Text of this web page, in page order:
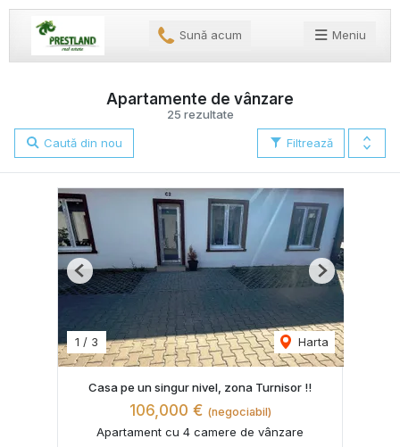
Sună acum Meniu
25 rezultate
Apartamente de vânzare
Filtrează
Caută din nou
1 / 3 Harta
Previous Next
Casa pe un singur nivel, zona Turnisor !!
106,000 € (negociabil)
Apartament cu 4 camere de vânzare